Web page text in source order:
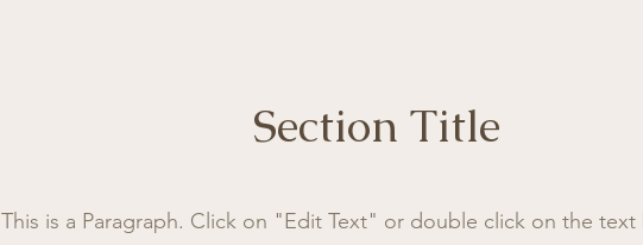
Section Title
This is a Paragraph. Click on "Edit Text" or double click on the